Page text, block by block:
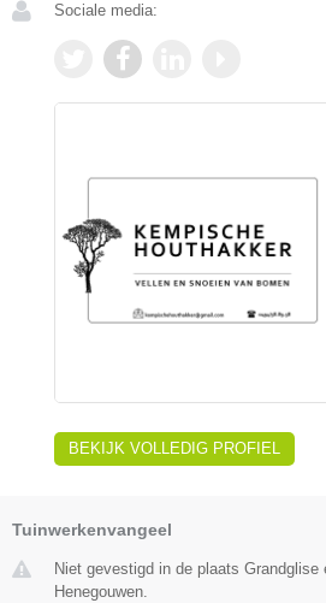
Sociale media:
BEKIJK VOLLEDIG PROFIEL
Tuinwerkenvangeel
Niet gevestigd in de plaats Grandglise
Henegouwen.